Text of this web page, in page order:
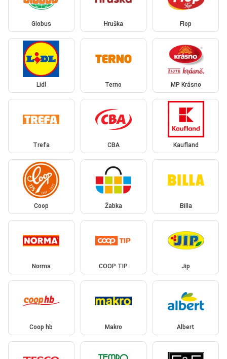
Globus Hruška Flop
Lidl Terno MP Krásno
Trefa CBA Kaufland
Coop Žabka Billa
Norma COOP TIP Jip
Coop hb Makro Albert